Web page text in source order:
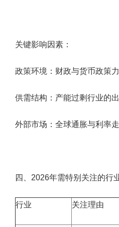
关键影响因素：
政策环境 ：财政与货币政策
供需结构 ：产能过剩行业的
外部市场 ：全球通胀与利率
四、 2026年需特别关注的行
行业 关注理由